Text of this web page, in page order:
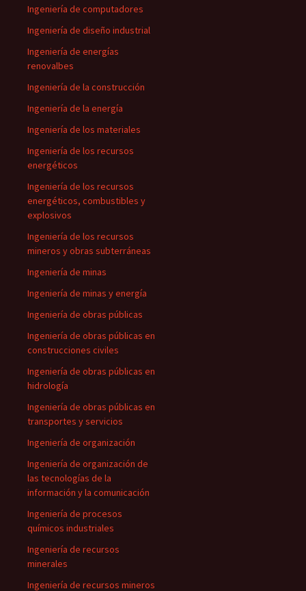
Ingeniería de computadores
Ingeniería de diseño industrial
Ingeniería de energías
renovalbes
Ingeniería de la construcción
Ingeniería de la energía
Ingeniería de los materiales
Ingeniería de los recursos
energéticos
Ingeniería de los recursos
energéticos, combustibles y
explosivos
Ingeniería de los recursos
mineros y obras subterráneas
Ingeniería de minas
Ingeniería de minas y energía
Ingeniería de obras públicas
Ingeniería de obras públicas en
construcciones civiles
Ingeniería de obras públicas en
hidrología
Ingeniería de obras públicas en
transportes y servicios
Ingeniería de organización
Ingeniería de organización de
las tecnologías de la
información y la comunicación
Ingeniería de procesos
químicos industriales
Ingeniería de recursos
minerales
Ingeniería de recursos mineros